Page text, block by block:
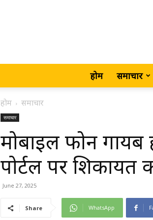
होम समाचार
होम समाचार
समाचार
मोबाइल फोन गायब
पोर्टल पर शिकायत
June 27, 2025
Share WhatsApp